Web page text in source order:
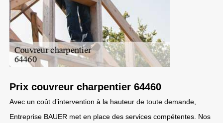
Prix couvreur charpentier 64460
Avec un coût d’intervention à la hauteur de toute demande,
Entreprise BAUER met en place des services compétentes. Nos